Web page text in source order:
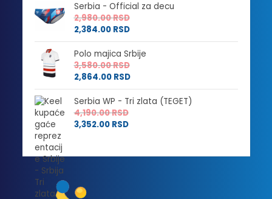
Serbia - Official za decu
2,980.00RSD
2,384.00 RSD
Polo majica Srbije
3,580.00RSD
2,864.00 RSD
Serbia WP - Tri zlata (TEGET)
4,190.00RSD
3,352.00 RSD